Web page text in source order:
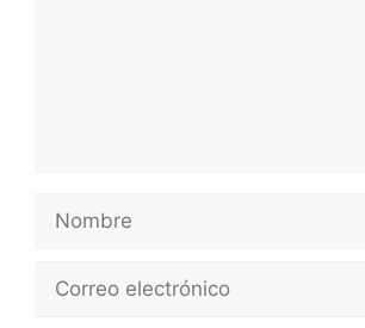
electrónico